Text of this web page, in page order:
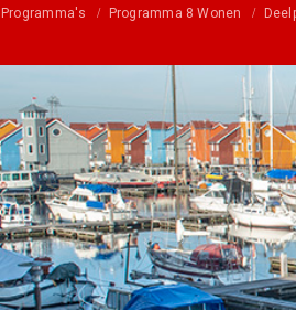
Programma's Programma 8 Wonen